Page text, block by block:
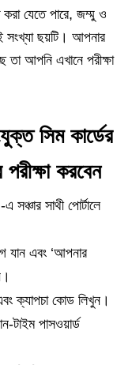
যেতে পারে, জম্মু ও
সংখ্যা ছয়টি। আপনার
তা আপনি এখানে পরীক্ষা
সিম কার্ডের
পরীক্ষা করবেন
-এ সঞ্চার সাথী পোর্টালে
যান এবং ‘আপনার
ক্যাপচা কোড লিখুন।
টাইম পাসওয়ার্ড